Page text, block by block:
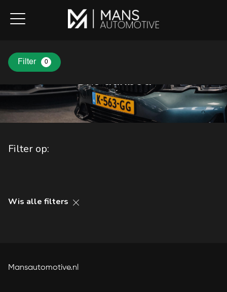
Ons aanbod
Filter op:
Filter 0
Wis alle filters
Mansautomotive.nl